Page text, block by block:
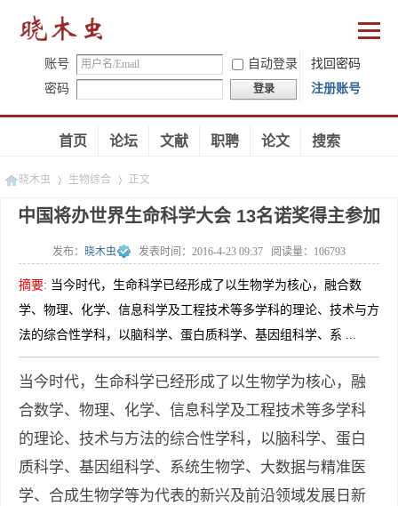
账号 自动登录
找回密码
密码
登录 注册账号
首页 论坛 文献 职聘 论文 搜索
晓木虫
»
生物综合
»
正文
中国将办世界生命科学大会 13名诺奖得主参加
发布： 晓木虫 发表时间： 2016-4-23 09:37 阅读量： 106793
摘要: 当今时代，生命科学已经形成了以生物学为核心，融合数
学、物理、化学、信息科学及工程技术等多学科的理论、技术与方
法的综合性学科，以脑科学、蛋白质科学、基因组科学、系 ...
当今时代，生命科学已经形成了以生物学为核心，融
合数学、物理、化学、信息科学及工程技术等多学科
的理论、技术与方法的综合性学科，以脑科学、蛋白
质科学、基因组科学、系统生物学、大数据与精准医
学、合成生物学等为代表的新兴及前沿领域发展日新